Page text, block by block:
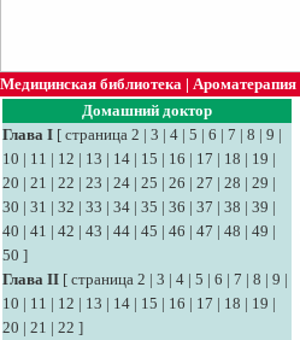
Медицинская библиотека | Ароматерапия
Домашний доктор
Глава I [ страница 2 | 3 | 4 | 5 | 6 | 7 | 8 | 9 |
10 | 11 | 12 | 13 | 14 | 15 | 16 | 17 | 18 | 19 |
20 | 21 | 22 | 23 | 24 | 25 | 26 | 27 | 28 | 29 |
30 | 31 | 32 | 33 | 34 | 35 | 36 | 37 | 38 | 39 |
40 | 41 | 42 | 43 | 44 | 45 | 46 | 47 | 48 | 49 |
50 ]
Глава II [ страница 2 | 3 | 4 | 5 | 6 | 7 | 8 | 9 |
10 | 11 | 12 | 13 | 14 | 15 | 16 | 17 | 18 | 19 |
20 | 21 | 22 ]